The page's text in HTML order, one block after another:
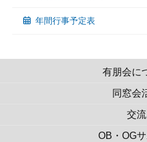
年間行事予定表
有朋会に
同窓会
交流
OB・OG